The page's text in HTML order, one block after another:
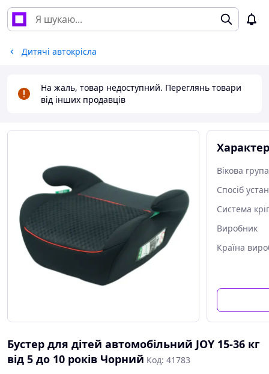
Дитячі автокрісла
На жаль, товар недоступний. Переглянь товари
від інших продавців
Вікова група
Спосіб
Система
Виробник
Країна
Бустер для дітей автомобільний JOY 15-36 кг
від 5 до 10 років Чорний Код: 41783